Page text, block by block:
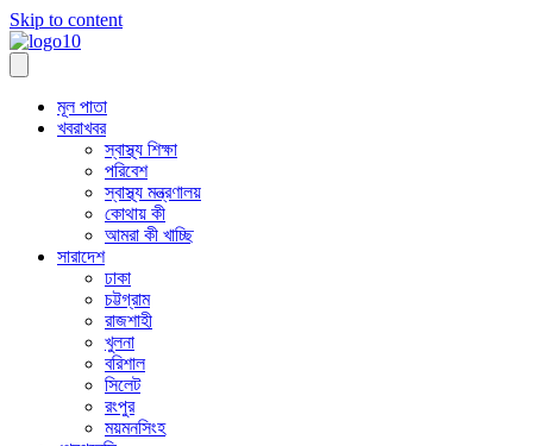
Skip to content
মূল পাতা
খবরাখবর
স্বাস্থ্য শিক্ষা
পরিবেশ
স্বাস্থ্য মন্ত্রণালয়
কোথায় কী
আমরা কী খাচ্ছি
সারাদেশ
ঢাকা
চট্টগ্রাম
রাজশাহী
খুলনা
বরিশাল
সিলেট
রংপুর
ময়মনসিংহ